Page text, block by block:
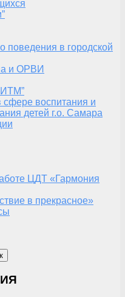
поведения в городской
и ОРВИ
сфере воспитания и
детей г.о. Самара
ЦДТ «Гармония
в прекрасное»